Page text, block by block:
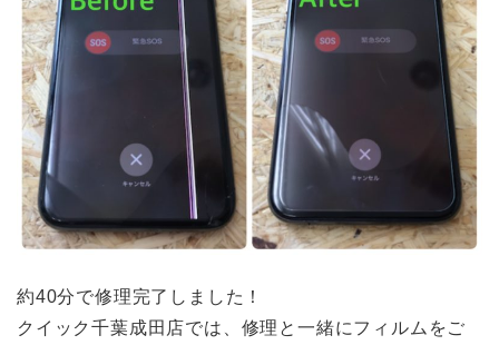
約40分で修理完了しました！
クイック千葉成田店では、修理と一緒にフィルムをご